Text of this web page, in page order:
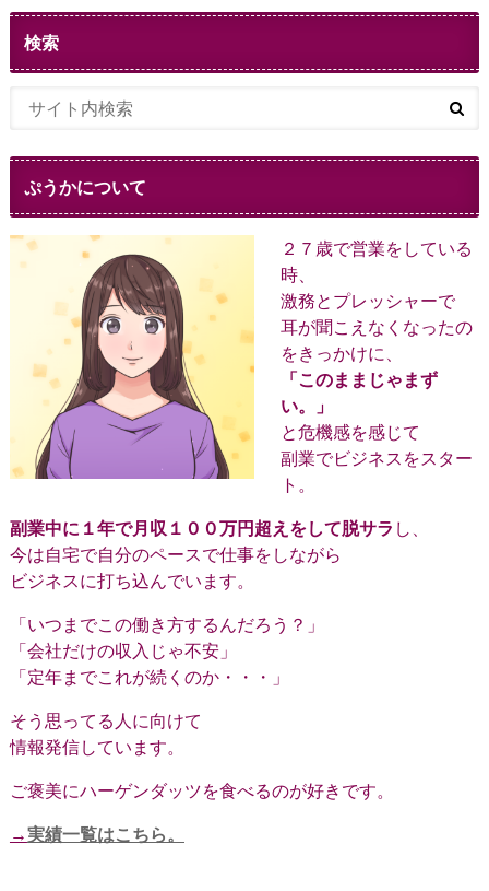
検索
ぷうかについて
２７歳で営業をしている
時、
激務とプレッシャーで
耳が聞こえなくなったの
をきっかけに、
「このままじゃまず
い。」
と危機感を感じて
副業でビジネスをスター
ト。
副業中に１年で月収１００万円超えをして脱サラ し、
今は自宅で自分のペースで仕事をしながら
ビジネスに打ち込んでいます。
「いつまでこの働き方するんだろう？」
「会社だけの収入じゃ不安」
「定年までこれが続くのか・・・」
そう思ってる人に向けて
情報発信しています。
ご褒美にハーゲンダッツを食べるのが好きです。
→実績一覧はこちら。